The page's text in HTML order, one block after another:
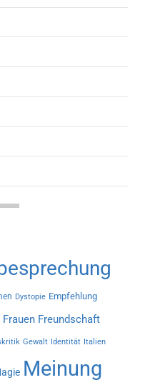
Dystopie Empfehlung
Frauen Freundschaft
Gewalt Identität Italien
Meinung